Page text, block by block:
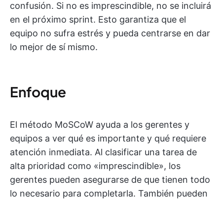
confusión. Si no es imprescindible, no se incluirá
en el próximo sprint. Esto garantiza que el
equipo no sufra estrés y pueda centrarse en dar
lo mejor de sí mismo.
Enfoque
El método MoSCoW ayuda a los gerentes y
equipos a ver qué es importante y qué requiere
atención inmediata. Al clasificar una tarea de
alta prioridad como «imprescindible», los
gerentes pueden asegurarse de que tienen todo
lo necesario para completarla. También pueden